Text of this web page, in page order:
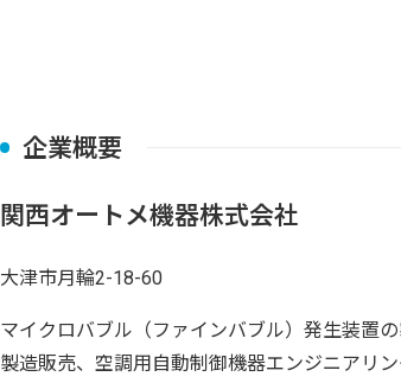
企業概要
関西オートメ機器株式会社
大津市月輪2-18-60
マイクロバブル（ファインバブル）発生装置
製造販売、空調用自動制御機器エンジニアリ